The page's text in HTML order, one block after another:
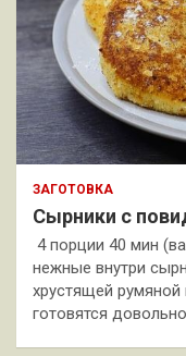
ЗАГОТОВКА
Сырники с
4 порции 40 мин
нежные внутри
хрустящей
готовятся